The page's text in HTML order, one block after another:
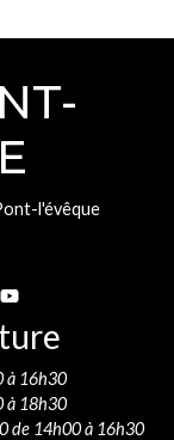
l'évêque
sur
Suivez-nous sur
à 16h30
à 18h30
de 14h00 à 16h30